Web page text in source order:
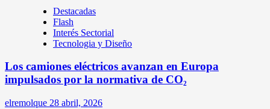
Destacadas
Flash
Interés Sectorial
Tecnologia y Diseño
Los camiones eléctricos avanzan en Europa
impulsados por la normativa de CO₂
elremolque 28 abril, 2026